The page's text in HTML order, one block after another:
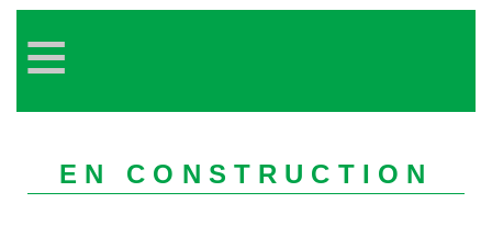
≡
EN CONSTRUCTION